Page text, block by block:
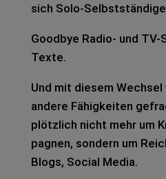
sich Solo-Selbst­stän­di­ge
Good­bye Radio- und
Texte.
Und mit die­sem Wech­sel
ande­re Fähig­kei­ten
plötz­lich nicht mehr um
pa­gnen, son­dern um
Blogs, Social Media.